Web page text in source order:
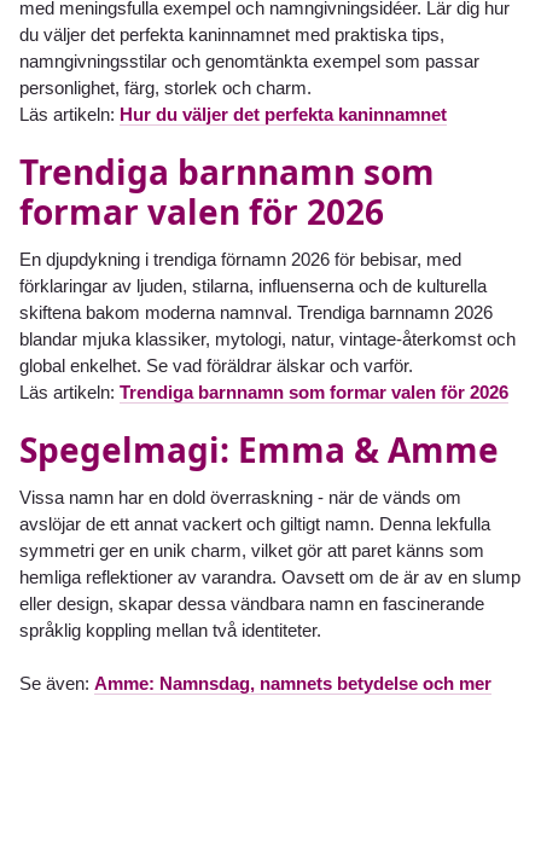
med meningsfulla exempel och namngivningsidéer. Lär dig hur
du väljer det perfekta kaninnamnet med praktiska tips,
namngivningsstilar och genomtänkta exempel som passar
personlighet, färg, storlek och charm.
Läs artikeln: Hur du väljer det perfekta kaninnamnet
Trendiga barnnamn som
formar valen för 2026
En djupdykning i trendiga förnamn 2026 för bebisar, med
förklaringar av ljuden, stilarna, influenserna och de kulturella
skiftena bakom moderna namnval. Trendiga barnnamn 2026
blandar mjuka klassiker, mytologi, natur, vintage-återkomst och
global enkelhet. Se vad föräldrar älskar och varför.
Läs artikeln: Trendiga barnnamn som formar valen för 2026
Spegelmagi: Emma & Amme
Vissa namn har en dold överraskning - när de vänds om
avslöjar de ett annat vackert och giltigt namn. Denna lekfulla
symmetri ger en unik charm, vilket gör att paret känns som
hemliga reflektioner av varandra. Oavsett om de är av en slump
eller design, skapar dessa vändbara namn en fascinerande
språklig koppling mellan två identiteter.
Se även: Amme: Namnsdag, namnets betydelse och mer